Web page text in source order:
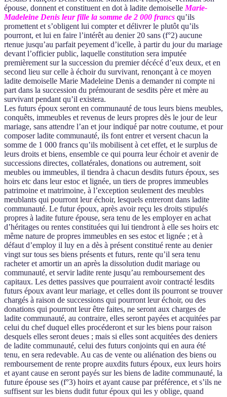
épouse, donnent et constituent en dot à ladite demoiselle Marie-
Madeleine Denis leur fille la somme de 2 000 francs qu’ils
promettent et s’obligent lui compter et délivrer le plutôt qu’ils
pourront, et lui en faire l’intérêt au denier 20 sans (f°2) aucune
rtenue jusqu’au parfait peyement d’icelle, à partir du jour du mariage
devant l’officier public, laquelle constitution sera imputée
premièrement sur la succession du premier décécé d’eux deux, et en
second lieu sur celle à échoir du survivant, renonçant à ce moyen
ladite demoiselle Marie Madeleine Denis a demander ni compte ni
part dans la succession du prémourant de sesdits père et mère au
survivant pendant qu’il existera.
Les futurs époux seront en communauté de tous leurs biens meubles,
conquêts, immeubles et revenus de leurs propres dès le jour de leur
mariage, sans attendre l’an et jour indiqué par notre coutume, et pour
composer ladite communauté, ils font entrer et versent chacun la
somme de 1 000 francs qu’ils mobilisent à cet effet, et le surplus de
leurs droits et biens, ensemble ce qui pourra leur échoir et avenir de
successions directes, collatérales, donations ou autrement, soit
meubles ou immeubles, il tiendra à chacun desdits futurs époux, ses
hoirs etc dans leur estoc et lignée, un tiers de propres immeubles
patrimoine et matrimoine, à l’exception seulement des meubles
meublants qui pourront leur échoir, lesquels entreront dans ladite
communauté. Le futur époux, après avoir reçu les droits stipulés
propres à ladite future épouse, sera tenu de les employer en achat
d’héritages ou rentes constituées qui lui tiendront à elle ses hoirs etc
même nature de propres immeubles en ses estoc et lignée ; et à
défaut d’employ il luy en a dès à présent constitué rente au denier
vingt sur tous ses biens présents et futurs, rente qu’il sera tenu
racheter et amortir un an après la dissolution dudit mariage ou
communauté, et servir ladite rente jusqu’au remboursement des
capitaux. Les dettes passives que pourraient avoir contracté lesdits
futurs époux avant leur mariage, et celles dont ils pourront se trouver
chargés à raison de successions qui pourront leur échoir, ou des
donations qui pourront leur être faites, ne seront aux charges de
ladite communauté, au contraire, elles seront payées et acquitées par
celui du chef duquel elles procéderont et sur les biens pour raison
desquels elles seront deues ; mais si elles sont acquitées des deniers
de ladite communauté, celui des futurs conjoints qui en aura été
tenu, en sera redevable. Au cas de vente ou aliénation des biens ou
remboursement de rente propre auxdits futurs époux, eux leurs hoirs
et ayant cause en seront payés sur les biens de ladite communauté, la
future épouse ses (f°3) hoirs et ayant cause par préférence, et s’ils ne
suffisent sur les biens dudit futur époux qui les y oblige, quand